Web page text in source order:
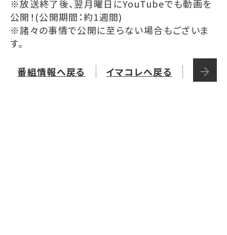
※放送終了後、翌月曜日にYouTubeでも動画を
公開！(公開期間：約1週間)
※諸々の事情で公開に至らない場合もございま
す。
イマコレへ戻る
番組情報へ戻る